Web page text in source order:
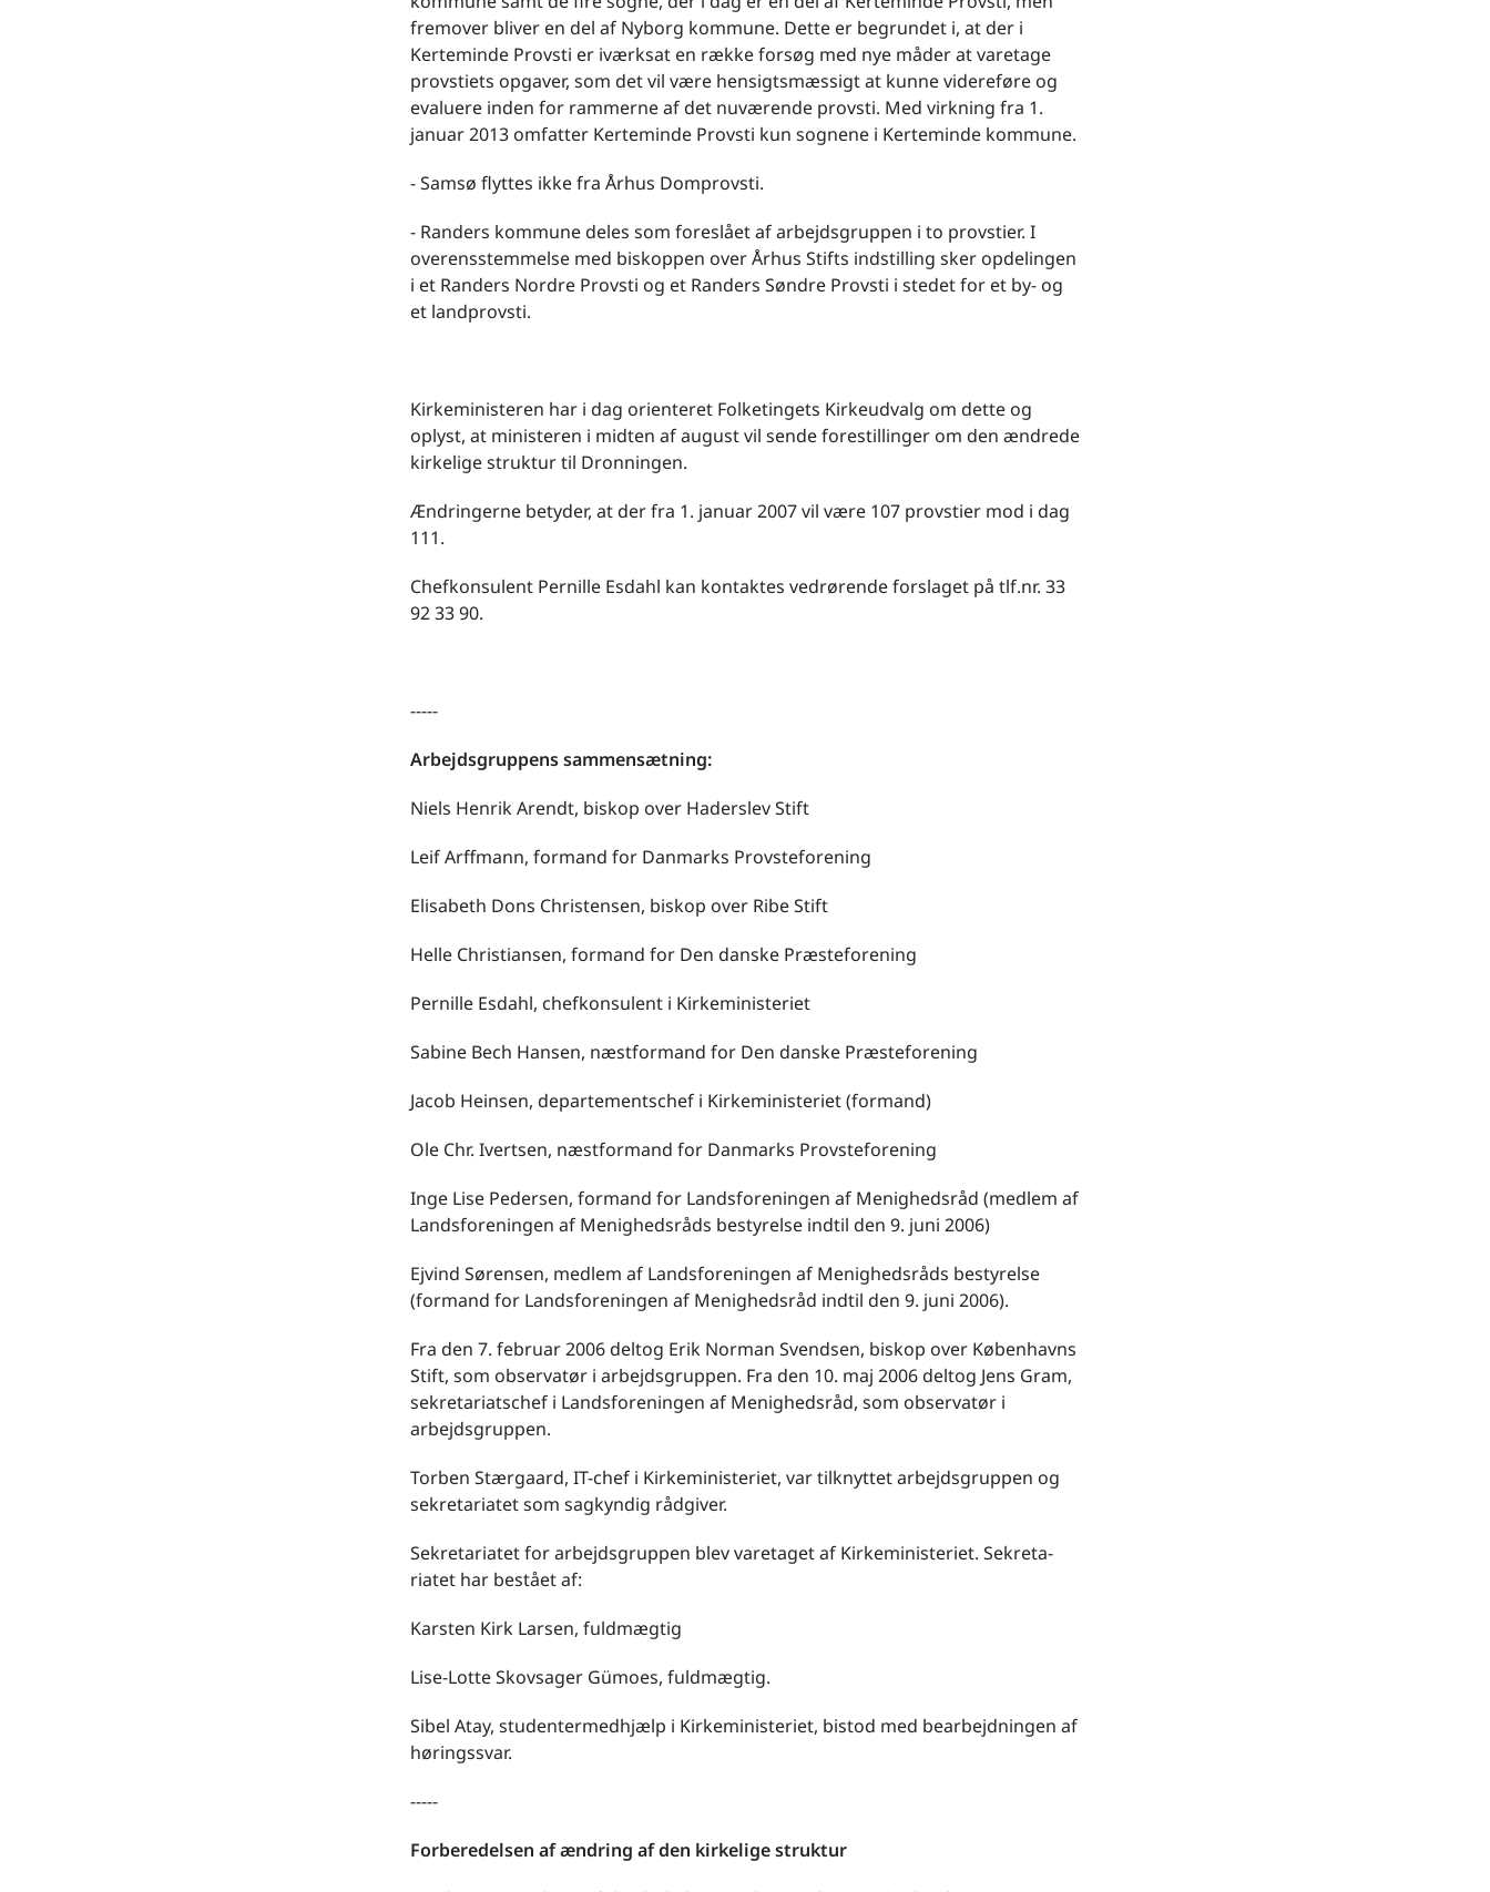
fremover bliver en del af Nyborg kommune. Dette er begrundet i, at der i
Kerteminde Provsti er iværksat en række forsøg med nye måder at varetage
provstiets opgaver, som det vil være hensigtsmæssigt at kunne videreføre og
evaluere inden for rammerne af det nuværende provsti. Med virkning fra 1.
januar 2013 omfatter Kerteminde Provsti kun sognene i Kerteminde kommune.
- Samsø flyttes ikke fra Århus Domprovsti.
- Randers kommune deles som foreslået af arbejdsgruppen i to provstier. I
overensstemmelse med biskoppen over Århus Stifts indstilling sker opdelingen
i et Randers Nordre Provsti og et Randers Søndre Provsti i stedet for et by- og
et landprovsti.
Kirkeministeren har i dag orienteret Folketingets Kirkeudvalg om dette og
oplyst, at ministeren i midten af august vil sende forestillinger om den ændrede
kirkelige struktur til Dronningen.
Ændringerne betyder, at der fra 1. januar 2007 vil være 107 provstier mod i dag
111.
Chefkonsulent Pernille Esdahl kan kontaktes vedrørende forslaget på tlf.nr. 33
92 33 90.
-----
Arbejdsgruppens sammensætning:
Niels Henrik Arendt, biskop over Haderslev Stift
Leif Arffmann, formand for Danmarks Provsteforening
Elisabeth Dons Christensen, biskop over Ribe Stift
Helle Christiansen, formand for Den danske Præsteforening
Pernille Esdahl, chefkonsulent i Kirkeministeriet
Sabine Bech Hansen, næstformand for Den danske Præsteforening
Jacob Heinsen, departementschef i Kirkeministeriet (formand)
Ole Chr. Ivertsen, næstformand for Danmarks Provsteforening
Inge Lise Pedersen, formand for Landsforeningen af Menighedsråd (medlem af
Landsforeningen af Menighedsråds bestyrelse indtil den 9. juni 2006)
Ejvind Sørensen, medlem af Landsforeningen af Menighedsråds bestyrelse
(formand for Landsforeningen af Menighedsråd indtil den 9. juni 2006).
Fra den 7. februar 2006 deltog Erik Norman Svendsen, biskop over Københavns
Stift, som observatør i arbejdsgruppen. Fra den 10. maj 2006 deltog Jens Gram,
sekretariatschef i Landsforeningen af Menighedsråd, som observatør i
arbejdsgruppen.
Torben Stærgaard, IT-chef i Kirkeministeriet, var tilknyttet arbejdsgruppen og
sekretariatet som sagkyndig rådgiver.
Sekretariatet for arbejdsgruppen blev varetaget af Kirkeministeriet. Sekreta-
riatet har bestået af:
Karsten Kirk Larsen, fuldmægtig
Lise-Lotte Skovsager Gümoes, fuldmægtig.
Sibel Atay, studentermedhjælp i Kirkeministeriet, bistod med bearbejdningen af
høringssvar.
-----
Forberedelsen af ændring af den kirkelige struktur